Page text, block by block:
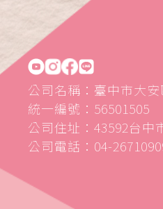
公司名稱：臺中市大
統一編號：56501505
公司住址：43592台中
公司電話：04-